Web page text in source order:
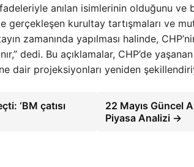
anılan isimlerinin olduğunu ve
kurultay tartışmaları ve
zamanında yapılması halinde,
dedi. Bu açıklamalar, CHP’de
dair projeksiyonları yeniden
‘BM çatısı
22 Mayıs Güncel
Piyasa Analizi →